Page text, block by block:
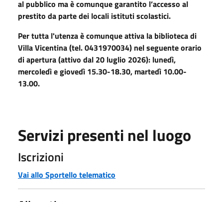
al pubblico ma è comunque garantito l’accesso al
prestito da parte dei locali istituti scolastici.
Per tutta l'utenza è comunque attiva la biblioteca di
Villa Vicentina (tel. 0431970034) nel seguente orario
di apertura (attivo dal 20 luglio 2026): lunedì,
mercoledì e giovedì 15.30-18.30, martedì 10.00-
13.00.
Servizi presenti nel luogo
Iscrizioni
Vai allo Sportello telematico